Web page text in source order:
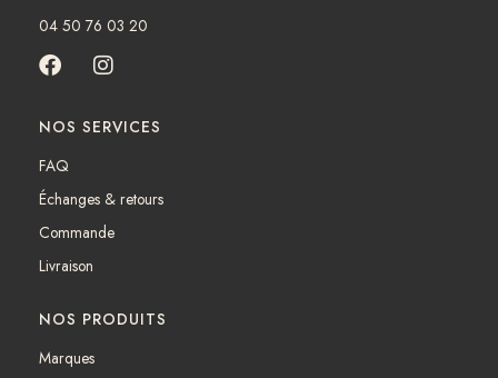
04 50 76 03 20
F
c
e
b
o
k
I
s
t
r
a
NOS SERVICES
FAQ
Échanges & retours
Commande
Livraison
NOS PRODUITS
Marques